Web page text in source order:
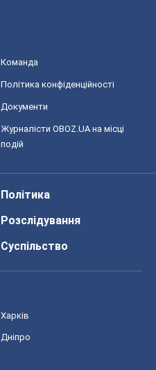
Команда
Політика конфіденційності
Документи
Журналісти OBOZ.UA на місці
подій
Політика
Розслідування
Суспільство
Харків
Дніпро